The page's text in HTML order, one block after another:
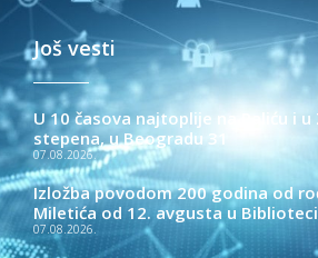
Još vesti
U 10 časova najtoplije na Paliću i
stepena, u Beogradu 31
07.08.2026.
Izložba povodom 200 godina od
Miletića od 12. avgusta u Biblioteci
07.08.2026.